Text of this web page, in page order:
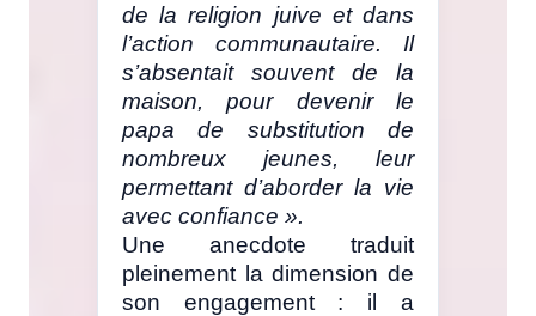
de la religion juive et dans
l’action communautaire. Il
s’absentait souvent de la
maison, pour devenir le
papa de substitution de
nombreux jeunes, leur
permettant d’aborder la vie
avec confiance ».
Une anecdote traduit
pleinement la dimension de
son engagement : il a